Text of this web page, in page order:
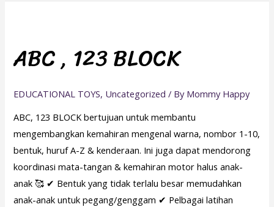
ABC , 123 BLOCK
EDUCATIONAL TOYS, Uncategorized / By Mommy Happy
ABC, 123 BLOCK bertujuan untuk membantu
mengembangkan kemahiran mengenal warna, nombor 1-10,
bentuk, huruf A-Z & kenderaan. Ini juga dapat mendorong
koordinasi mata-tangan & kemahiran motor halus anak-
anak 🥰 ✔ Bentuk yang tidak terlalu besar memudahkan
anak-anak untuk pegang/genggam ✔ Pelbagai latihan
123